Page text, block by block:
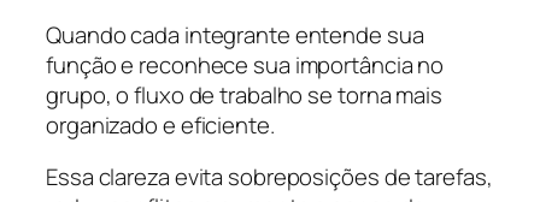
Quando cada integrante entende sua
função e reconhece sua importância no
grupo, o fluxo de trabalho se torna mais
organizado e eficiente.
Essa clareza evita sobreposições de tarefas,